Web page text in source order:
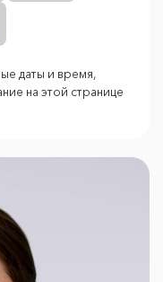
даты и время,
на этой странице